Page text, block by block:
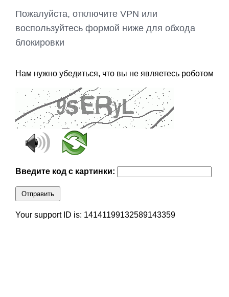
Пожалуйста, отключите VPN или
воспользуйтесь формой ниже для обхода
блокировки
Нам нужно убедиться, что вы не являетесь роботом
Введите код с картинки:
Отправить
Your support ID is: 14141199132589143359